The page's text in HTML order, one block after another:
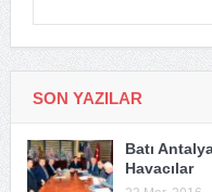
SON YAZILAR
Batı
Havacılar